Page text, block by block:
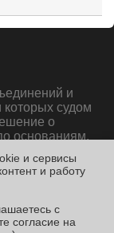
и
которых судом
о
основаниям,
и сервисы
и работу
с
согласие на